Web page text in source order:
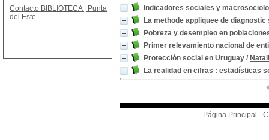
Indicadores sociales y
La methode appliquee de diagnostic
Pobreza y desempleo en
Primer relevamiento nacional de
Protección social en Uruguay /
La realidad en cifras : estadísticas
Página Principal -
Contacto BIBLIOTECA | Punta
del Este